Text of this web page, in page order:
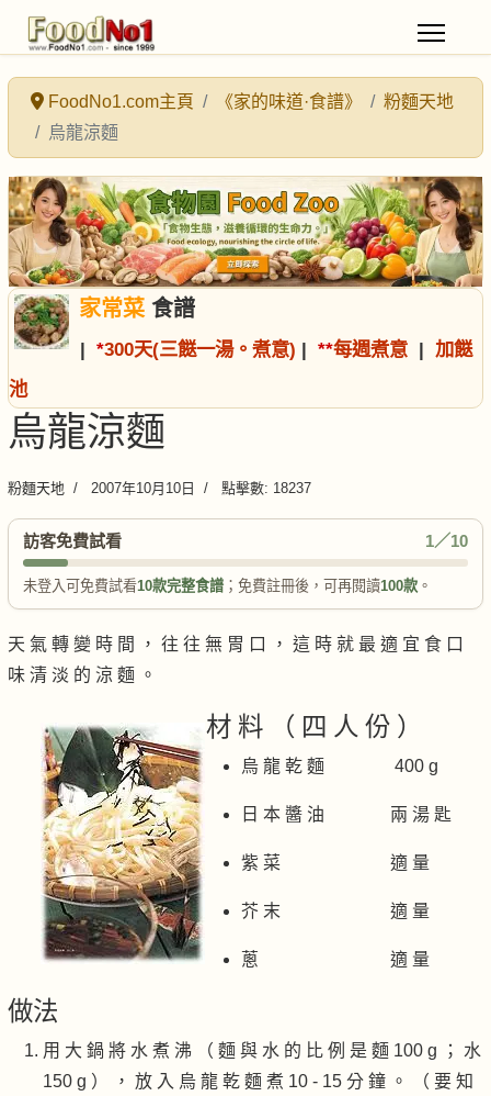
FoodNo1.com主頁 《家的味道·食譜》
粉麵天地
烏龍涼麵
家常菜食譜
| *300天(三餸一湯。煮意) | **每週煮意 | 加餸
池
烏龍涼麵
粉麵天地 2007年10月10日 點擊數: 18237
訪客免費試看 1／10
未登入可免費試看10款完整食譜 ；免費註冊後，可再閱讀100款 。
天 氣 轉 變 時 間 ， 往 往 無 胃 口 ， 這 時 就 最 適 宜 食 口
味 清 淡 的 涼 麵 。
材 料 （ 四 人 份 ）
烏 龍 乾 麵 400 g
日 本 醬 油 兩 湯 匙
紫 菜 適 量
芥 末 適 量
蔥 適 量
做法
用 大 鍋 將 水 煮 沸 （ 麵 與 水 的 比 例 是 麵 100 g ； 水
150 g ） ， 放 入 烏 龍 乾 麵 煮 10 - 15 分 鐘 。 （ 要 知